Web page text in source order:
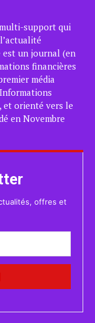
support qui
est un journal (en
financières
média
et orienté vers le
en Novembre
offres et